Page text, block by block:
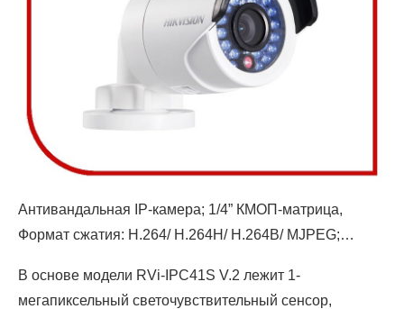
Антивандальная IP-камера; 1/4” КМОП-матрица,
Формат сжатия: H.264/ H.264H/ H.264B/ MJPEG;…
В основе модели RVi-IPC41S V.2 лежит 1-
мегапиксельный светочувствительный сенсор,